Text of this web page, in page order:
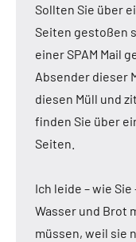
Sollten Sie über
Seiten gestoßen
einer SPAM Mail
Absender dieser
diesen Müll und
finden Sie über
Seiten.
Ich leide – wie
Wasser und Brot
müssen, weil sie